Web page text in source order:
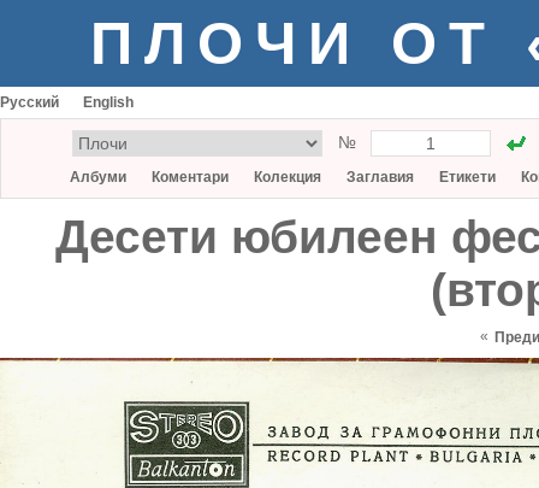
ПЛОЧИ ОТ
Русский English
№
Албуми Коментари Колекция Заглавия Етикети
Десети юбилеен
«